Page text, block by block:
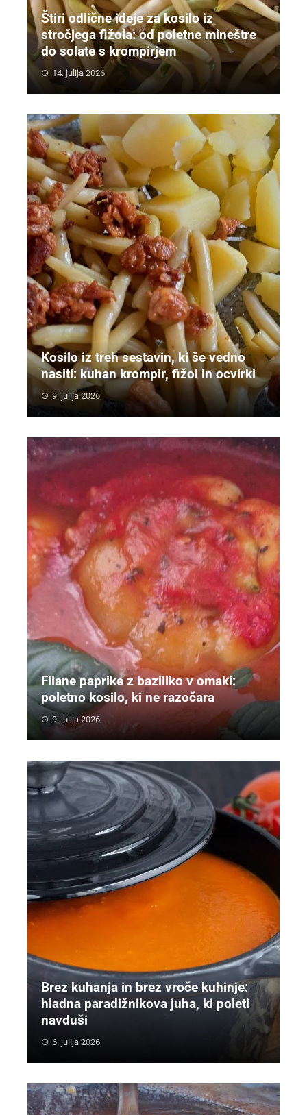
Štiri odlične ideje za kosilo iz
stročjega fižola: od poletne mineštre
do solate s krompirjem
14. julija 2026
Kosilo iz treh sestavin, ki še vedno
nasiti: kuhan krompir, fižol in ocvirki
9. julija 2026
Filane paprike z baziliko v omaki:
poletno kosilo, ki ne razočara
9. julija 2026
Brez kuhanja in brez vroče kuhinje:
hladna paradižnikova juha, ki poleti
navduši
6. julija 2026